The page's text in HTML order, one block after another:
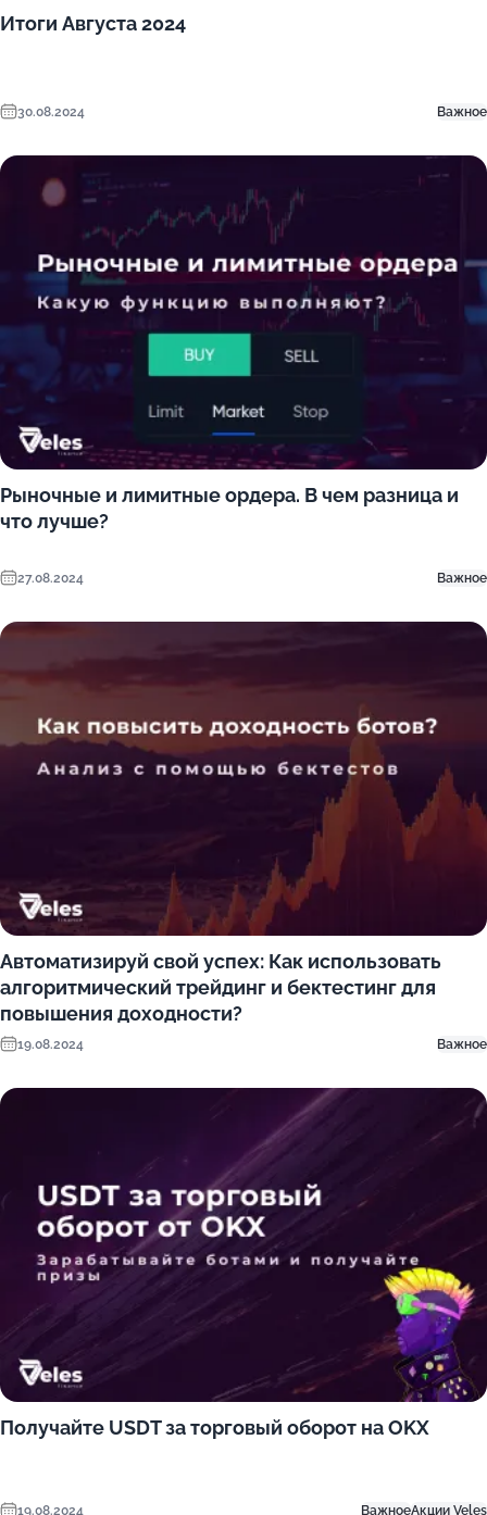
Итоги Августа 2024
30.08.2024 Важное
Рыночные и лимитные ордера. В чем разница и
что лучше?
27.08.2024 Важное
Автоматизируй свой успех: Как использовать
алгоритмический трейдинг и бектестинг для
повышения доходности?
19.08.2024 Важное
Получайте USDT за торговый оборот на OKX
19.08.2024 ВажноеАкции Veles